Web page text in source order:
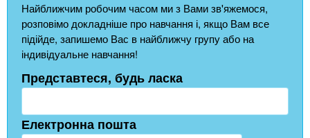
Найближчим робочим часом ми з Вами зв'яжемося,
розповімо докладніше про навчання і, якщо Вам все
підійде, запишемо Вас в найближчу групу або на
індивідуальне навчання!
Представтеся, будь ласка
Електронна пошта